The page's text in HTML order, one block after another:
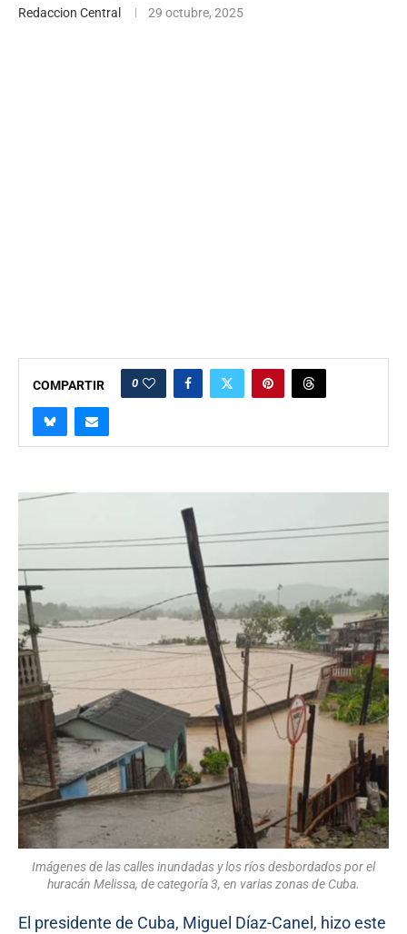
Redaccion Central 29 octubre, 2025
COMPARTIR 0
Imágenes de las calles inundadas y los ríos desbordados por el
huracán Melissa, de categoría 3, en varias zonas de Cuba.
El presidente de Cuba, Miguel Díaz-Canel, hizo este